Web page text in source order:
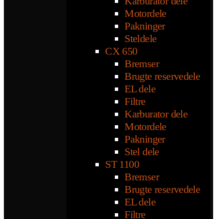
Motordele
Pakninger
Steldele
CX 650
Bremser
Brugte reservedele
EL dele
Filtre
Karburator dele
Motordele
Pakninger
Stel dele
ST 1100
Bremser
Brugte reservedele
EL dele
Filtre